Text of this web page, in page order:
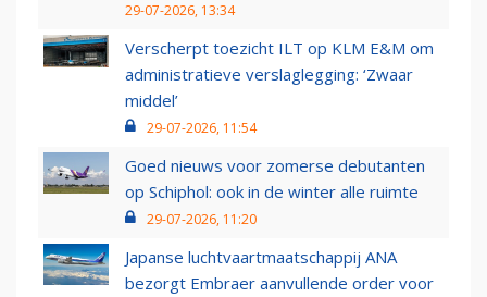
29-07-2026, 13:34
Verscherpt toezicht ILT op KLM E&M om
administratieve verslaglegging: ‘Zwaar
middel’
29-07-2026, 11:54
Goed nieuws voor zomerse debutanten
op Schiphol: ook in de winter alle ruimte
29-07-2026, 11:20
Japanse luchtvaartmaatschappij ANA
bezorgt Embraer aanvullende order voor